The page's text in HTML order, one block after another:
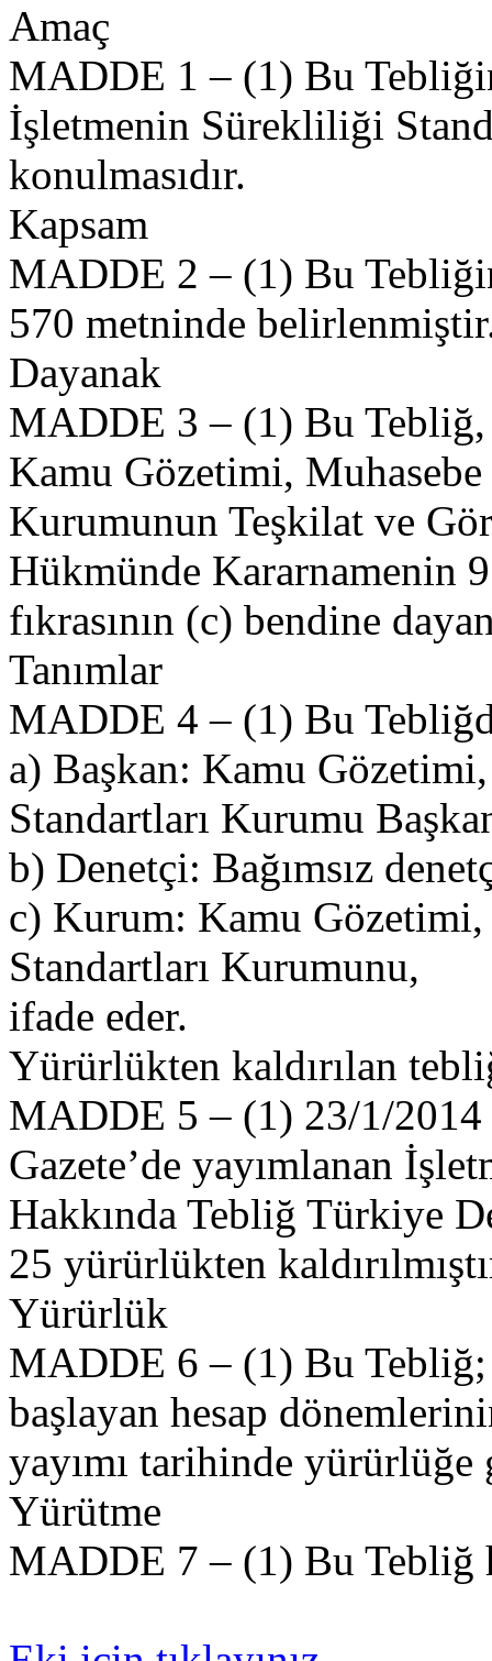
Amaç
MADDE 1 – (1) Bu
İşletmenin Sürekliliği
konulmasıdır.
Kapsam
MADDE 2 – (1) Bu
570 metninde
Dayanak
MADDE 3 – (1) Bu Tebliğ,
Kamu Gözetimi,
Kurumunun Teşkilat ve
Hükmünde Kararnamenin
fıkrasının (c) bendine
Tanımlar
MADDE 4 – (1) Bu
a) Başkan: Kamu
Standartları Kurumu
b) Denetçi: Bağımsız
c) Kurum: Kamu
Standartları Kurumunu,
ifade eder.
Yürürlükten kaldırılan
MADDE 5 – (1) 23/1/2014
Gazete’de yayımlanan
Hakkında Tebliğ Türkiye
25 yürürlükten
Yürürlük
MADDE 6 – (1) Bu Tebliğ;
başlayan hesap
yayımı tarihinde yürürlüğe
Yürütme
MADDE 7 – (1) Bu Tebliğ